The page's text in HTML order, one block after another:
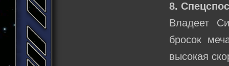
8.
Владеет
бросок
высокая